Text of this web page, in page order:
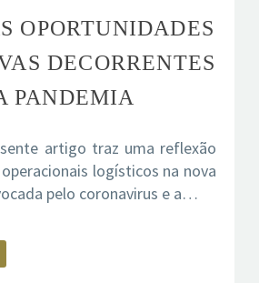
OPORTUNIDADES
DECORRENTES
PANDEMIA
artigo traz uma reflexão
logísticos na nova
pelo coronavirus e a…